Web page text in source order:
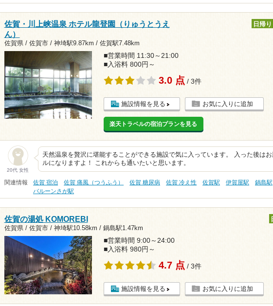
佐賀・川上峡温泉 ホテル龍登園（りゅうとうえ
ん）
佐賀県 / 佐賀市 / 神埼駅9.87km / 佐賀駅7.48km
日帰り
■営業時間 11:30～21:00
■入浴料 800円～
3.0 点 / 3件
施設情報を見る お気に入りに追加
楽天トラベルの宿泊プランを見る
20代 女性
天然温泉を贅沢に堪能することができる施設で気に入っています。 入った後は
ルになりますよ！ これからも通いたいと思います。
関連情報 佐賀 宿泊 佐賀 痛風（つうふう） 佐賀 糖尿病 佐賀 冷え性 佐賀駅 伊賀屋駅
鍋島駅
バルーンさが駅
佐賀の湯処 KOMOREBI
佐賀県 / 佐賀市 / 神埼駅10.58km / 鍋島駅1.47km
■営業時間 9:00～24:00
■入浴料 980円～
4.7 点 / 3件
施設情報を見る お気に入りに追加